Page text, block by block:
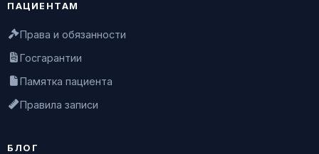
ПАЦИЕНТАМ
Права и обязанности
Госгарантии
Памятка пациента
Правила записи
БЛОГ